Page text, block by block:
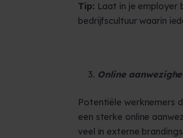
Tip: Laat in je employer
bedrijfscultuur waarin
Online
Potentiële werknemers
een sterke online
veel in externe